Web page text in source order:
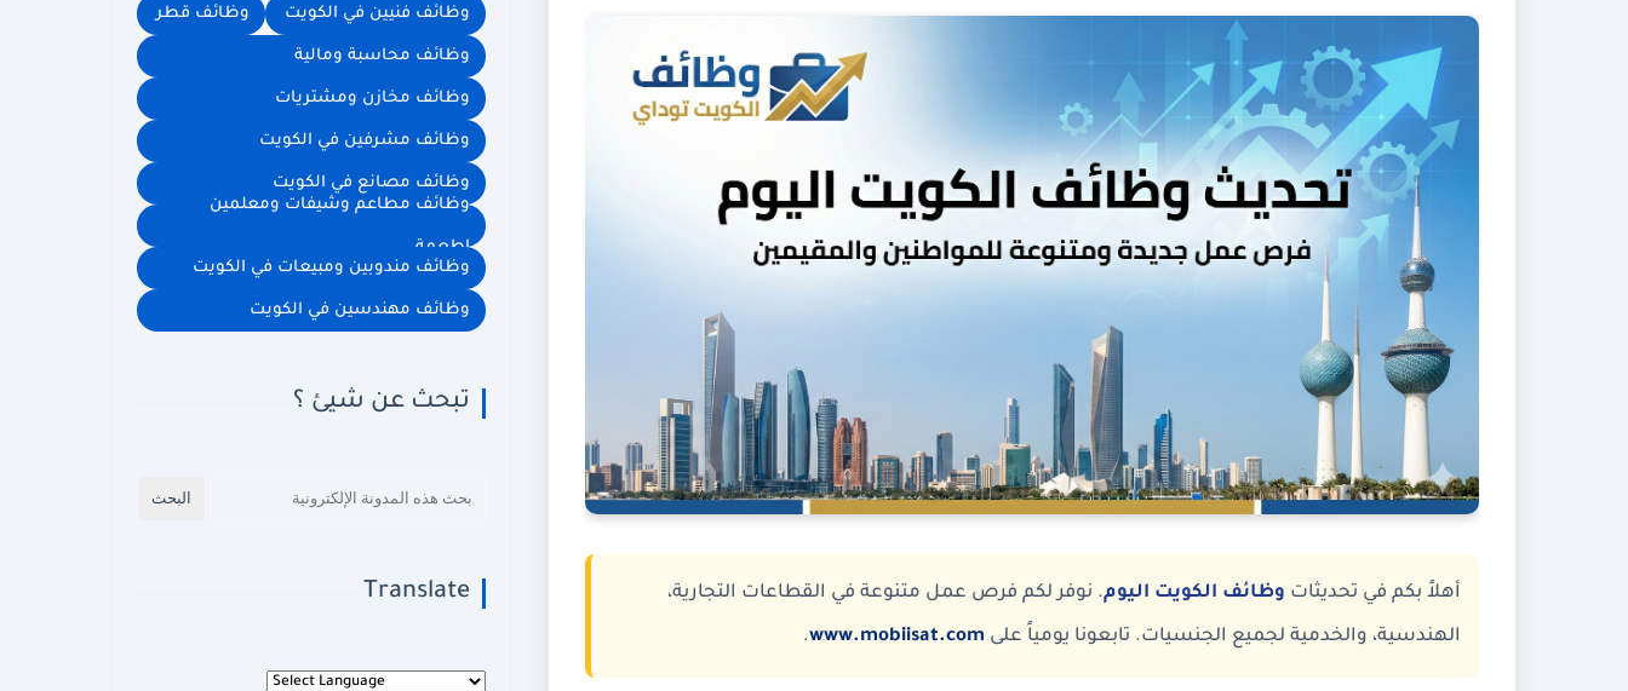
أهلاً بكم في تحديثات وظائف الكويت اليوم. نوفر لكم فرص عمل متنوعة في القطاعات التجارية،
الهندسية، والخدمية لجميع الجنسيات. تابعونا يومياً على www.mobiisat.com
.
وظائف فنيين في الكويت وظائف قطر
وظائف محاسبة ومالية
وظائف مخازن ومشتريات
وظائف مشرفين في الكويت
وظائف مصانع في الكويت
وظائف مطاعم وشيفات ومعلمين
اطعمة
وظائف مندوبين ومبيعات في الكويت
وظائف مهندسين في الكويت
تبحث عن شيئ ؟
Translate